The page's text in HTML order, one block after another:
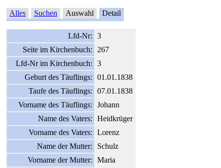
Alles Suchen Auswahl Detail
Lfd-Nr:
3
Seite im Kirchenbuch:
267
Lfd-Nr im Kirchenbuch:
3
Geburt des Täuflings:
01.01.1838
Taufe des Täuflings:
07.01.1838
Vorname des Täuflings:
Johann
Name des Vaters:
Heidkrüger
Vorname des Vaters:
Lorenz
Name der Mutter:
Schulz
Vorname der Mutter:
Maria